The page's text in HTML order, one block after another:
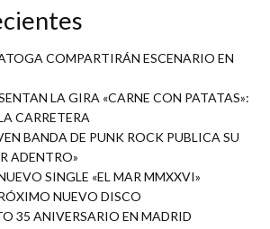
COMPARTIRÁN ESCENARIO EN
LA GIRA «CARNE CON PATATAS»:
CARRETERA
BANDA DE PUNK ROCK PUBLICA SU
ADENTRO»
SINGLE «EL MAR MMXXVI»
NUEVO DISCO
35 ANIVERSARIO EN MADRID